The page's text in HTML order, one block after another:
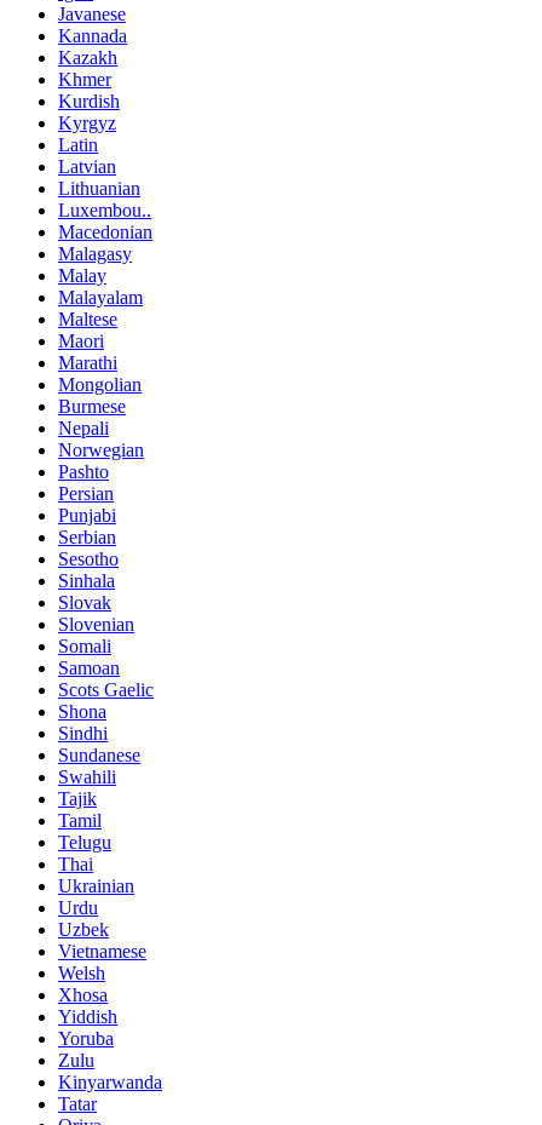
Javanese
Kannada
Kazakh
Khmer
Kurdish
Kyrgyz
Latin
Latvian
Lithuanian
Luxembou..
Macedonian
Malagasy
Malay
Malayalam
Maltese
Maori
Marathi
Mongolian
Burmese
Nepali
Norwegian
Pashto
Persian
Punjabi
Serbian
Sesotho
Sinhala
Slovak
Slovenian
Somali
Samoan
Scots Gaelic
Shona
Sindhi
Sundanese
Swahili
Tajik
Tamil
Telugu
Thai
Ukrainian
Urdu
Uzbek
Vietnamese
Welsh
Xhosa
Yiddish
Yoruba
Zulu
Kinyarwanda
Tatar